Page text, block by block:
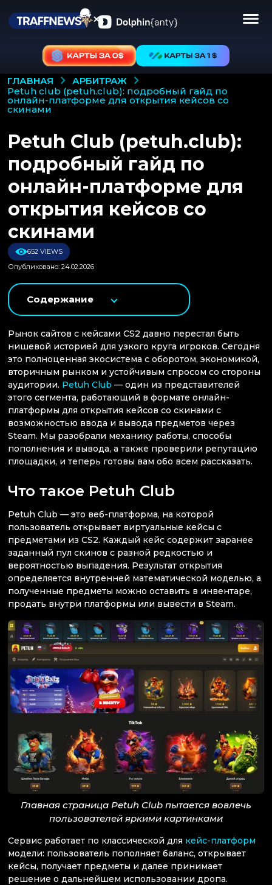
ГЛАВНАЯ
АРБИТРАЖ
petuh club (petuh.club): подробный гайд по
онлайн-платформе для открытия кейсов со
скинами
Petuh Club (petuh.club):
подробный гайд по
онлайн-платформе для
открытия кейсов со
скинами
652 VIEWS
Опубликовано: 24.02.2026
Содержание
Рынок сайтов с кейсами CS2 давно перестал быть
нишевой историей для узкого круга игроков. Сегодня
это полноценная экосистема с оборотом, экономикой,
вторичным рынком и устойчивым спросом со стороны
аудитории. Petuh Club — один из представителей
этого сегмента, работающий в формате онлайн-
платформы для открытия кейсов со скинами с
возможностью ввода и вывода предметов через
Steam. Мы разобрали механику работы, способы
пополнения и вывода, а также проверили репутацию
площадки, и теперь готовы вам обо всем рассказать.
Что такое Petuh Club
Petuh Club — это веб-платформа, на которой
пользователь открывает виртуальные кейсы с
предметами из CS2. Каждый кейс содержит заранее
заданный пул скинов с разной редкостью и
вероятностью выпадения. Результат открытия
определяется внутренней математической моделью, а
полученные предметы можно оставить в инвентаре,
продать внутри платформы или вывести в Steam.
Главная страница Petuh Club пытается вовлечь
пользователей яркими картинками
Сервис работает по классической для кейс-платформ
модели: пользователь пополняет баланс, открывает
кейсы, получает предметы и далее принимает
решение о дальнейшем использовании дропа.